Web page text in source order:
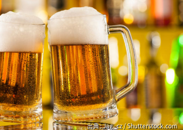
出典 : Jag_cz / Shutterstock.com